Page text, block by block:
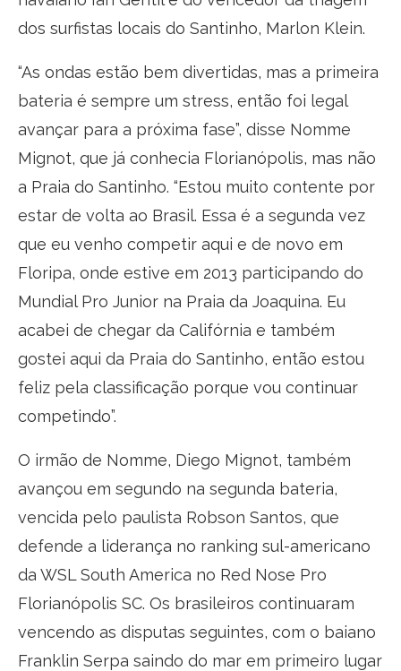
dos surfistas locais do Santinho, Marlon Klein.
“As ondas estão bem divertidas, mas a primeira
bateria é sempre um stress, então foi legal
avançar para a próxima fase”, disse Nomme
Mignot, que já conhecia Florianópolis, mas não
a Praia do Santinho. “Estou muito contente por
estar de volta ao Brasil. Essa é a segunda vez
que eu venho competir aqui e de novo em
Floripa, onde estive em 2013 participando do
Mundial Pro Junior na Praia da Joaquina. Eu
acabei de chegar da Califórnia e também
gostei aqui da Praia do Santinho, então estou
feliz pela classificação porque vou continuar
competindo”.
O irmão de Nomme, Diego Mignot, também
avançou em segundo na segunda bateria,
vencida pelo paulista Robson Santos, que
defende a liderança no ranking sul-americano
da WSL South America no Red Nose Pro
Florianópolis SC. Os brasileiros continuaram
vencendo as disputas seguintes, com o baiano
Franklin Serpa saindo do mar em primeiro lugar